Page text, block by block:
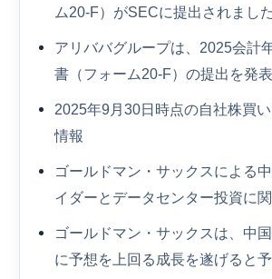
ム20-F）がSECに提出されました
アリババグループは、2025会計
書（フォーム20-F）の提出を発表
2025年9月30日時点の自社株買
情報
ゴールドマン・サックスによる
イダーとデータセンター投資に
ゴールドマン・サックスは、中
に予想を上回る成長を遂げると予